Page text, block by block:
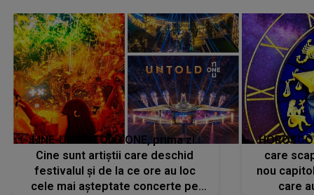
LINE-UP UNTOLD ONE, prima zi.
Cine sunt artiștii care deschid
festivalul și de la ce ore au loc
cele mai așteptate concerte pe
care
nou
care